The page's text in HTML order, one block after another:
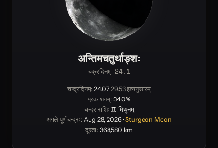
अन्तिमचतुर्थाङ्शः
चक्रदिनम् 24.1
चन्द्रदिनम्: 24.07 29.53 इत्यनुसारम्
प्रकाशनम्: 34.0%
चन्द्र राशिः ♊ मिथुनम्
अगले पूर्णचन्द्रः: Aug 28, 2026 ·Sturgeon Moon
दूरताः 368,580 km